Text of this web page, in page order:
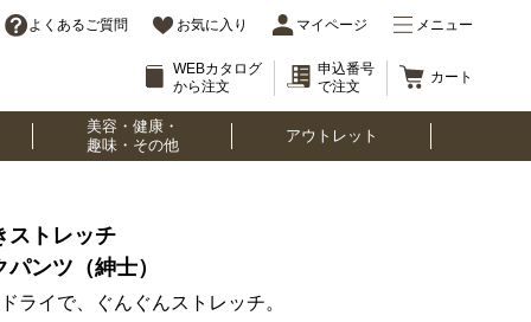
よくあるご質問 お気に入り マイページ メニュー
WEBカタログ
から注文
申込番号
で注文
カート
美容・健康・
趣味・その他
アウトレット
ストレッチ
パンツ（紳士）
ライで、ぐんぐんストレッチ。